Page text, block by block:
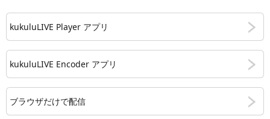
kukuluLIVE Player アプリ
kukuluLIVE Encoder アプリ
ブラウザだけで配信